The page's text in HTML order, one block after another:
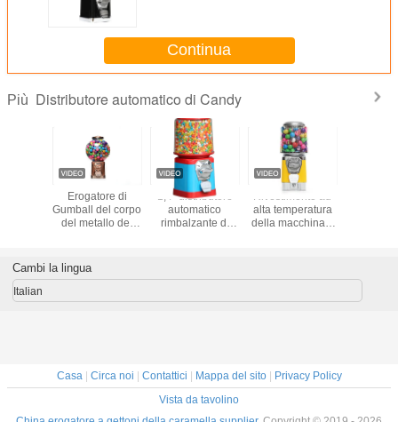
Continua
Più Distributore automatico di Candy
Erogatore di
Gumball del corpo
del metallo del
Candy del globo
1,4" distributore
automatico
rimbalzante di
capsule
Rivestimento ad
alta temperatura
della macchina a
esterni
con
Cambi la lingua
Italian
Casa| Circa noi | Contattici | Mappa del sito| Privacy Policy
Vista da tavolino